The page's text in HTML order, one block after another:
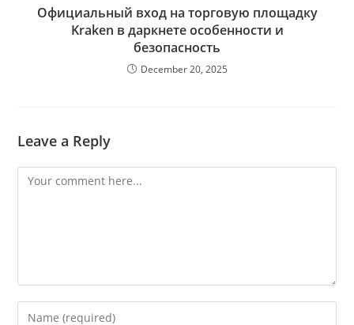
Официальный вход на торговую площадку
Kraken в даркнете особенности и
безопасность
December 20, 2025
Leave a Reply